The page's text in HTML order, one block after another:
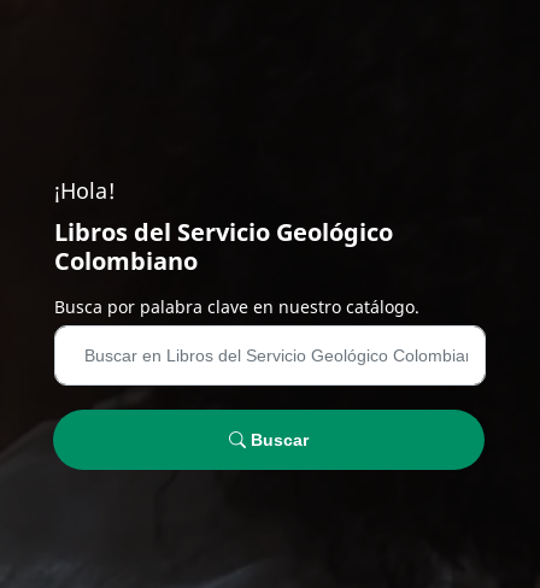
¡Hola!
Libros del Servicio Geológico
Colombiano
Busca por palabra clave en nuestro catálogo.
Buscar